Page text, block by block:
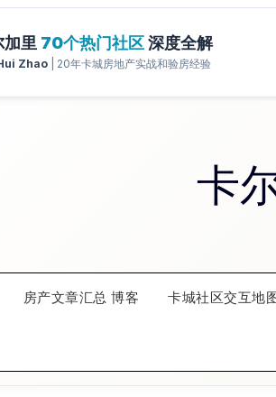
卡
房产文章汇总 博客 卡城社区交互地